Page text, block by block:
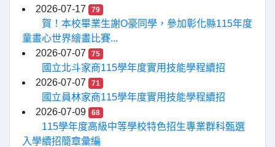
2026-07-17
79
賀！本校畢業生謝O豪同學，參加彰化縣115年度
童畫心世界繪畫比賽...
2026-07-07
75
國立北斗家商115學年度實用技能學程續招
2026-07-07
71
國立員林家商115學年度實用技能學程續招
2026-07-09
68
115學年度高級中等學校特色招生專業群科甄選
入學續招簡章彙編